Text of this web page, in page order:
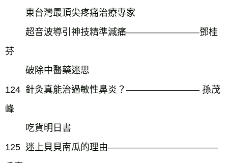
東台灣最頂尖疼痛治療專家
超音波導引神技精準減痛――――――――鄧桂
芬
破除中醫藥迷思
124 針灸真能治過敏性鼻炎？―――――――― 孫茂
峰
吃貨明日書
125 迷上貝貝南瓜的理由――――――――――――